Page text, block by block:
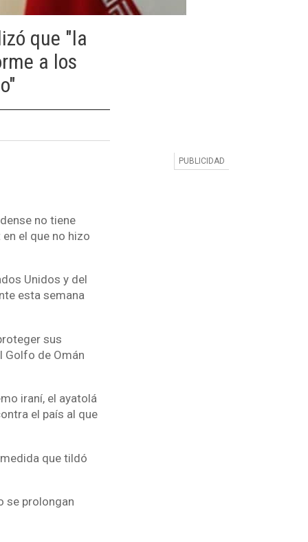
que "la
a los
no tiene
el que no hizo
Unidos y del
esta semana
sus
Golfo de Omán
iraní, el ayatolá
el país al que
que tildó
se prolongan